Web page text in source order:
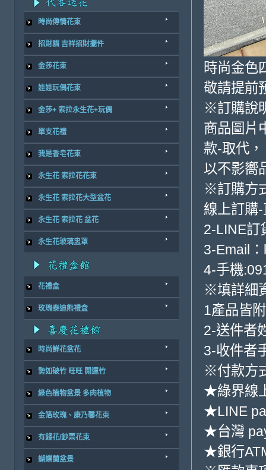
時尚傳情花束
招財貓 吉祥招財擺件
金莎花束
娃娃玩偶花束
金莎+ 索拉永生花+玩偶
單支花禮
我是香皂花束
永生花 索拉花花束
永生花 索拉花大型盆花
永生花 索拉花 盆花
永生花玻璃盅罩
花禮盒
玫瑰泰迪熊禮盒
時尚鮮花盆花
勢如破竹 旺旺 開運竹
綠色植物盆景 多肉植物
金箔玫瑰、康乃馨花束
有錢花/鈔票花束
蝴蝶蘭盆景
時尚金色
敬請提前
※訂購說
商品圖片
款-取代，
以不影嚮
※訂購方
線上訂購
2-LINE訂
3-Email
4-手機
※填詳細
1產品皆
2-送件者
3-收件者
※付款方
★綠界線
★LINE
★台灣
★銀行